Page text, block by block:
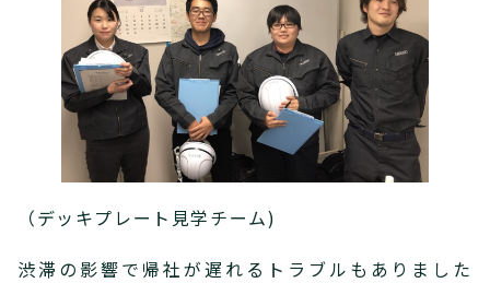
（デッキプレート見学チーム)
渋滞の影響で帰社が遅れるトラブルもありました